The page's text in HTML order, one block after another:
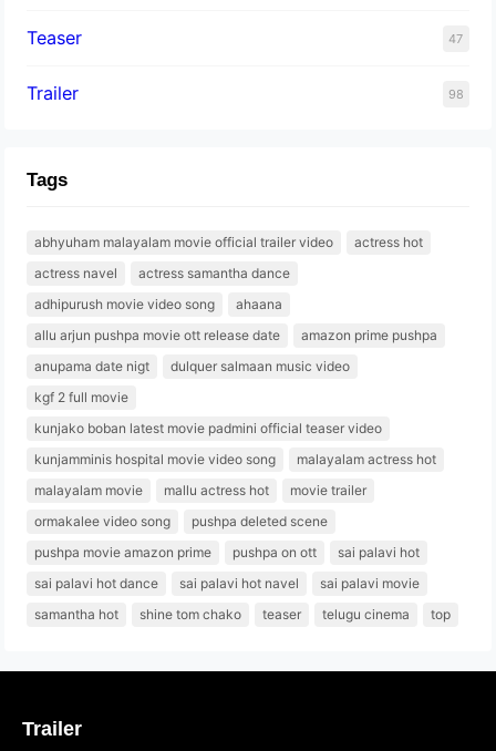
Teaser 47
Trailer 98
Tags
abhyuham malayalam movie official trailer video
actress hot
actress navel
actress samantha dance
adhipurush movie video song
ahaana
allu arjun pushpa movie ott release date
amazon prime pushpa
anupama date nigt
dulquer salmaan music video
kgf 2 full movie
kunjako boban latest movie padmini official teaser video
kunjamminis hospital movie video song
malayalam actress hot
malayalam movie
mallu actress hot
movie trailer
ormakalee video song
pushpa deleted scene
pushpa movie amazon prime
pushpa on ott
sai palavi hot
sai palavi hot dance
sai palavi hot navel
sai palavi movie
samantha hot
shine tom chako teaser telugu cinema top
Trailer